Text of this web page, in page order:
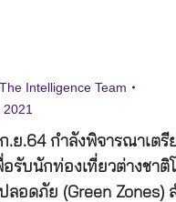
The Intelligence Team
.ย.64 กำลังพิจารณาเตรี
อรับนักท่องเที่ยวต่างชาติ
อดภัย (Green Zones)